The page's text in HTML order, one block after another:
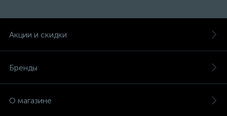
Акции и скидки
Бренды
О магазине